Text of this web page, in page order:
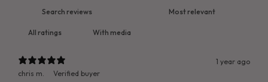
With media
1 year ago
chris m.
Verified buyer